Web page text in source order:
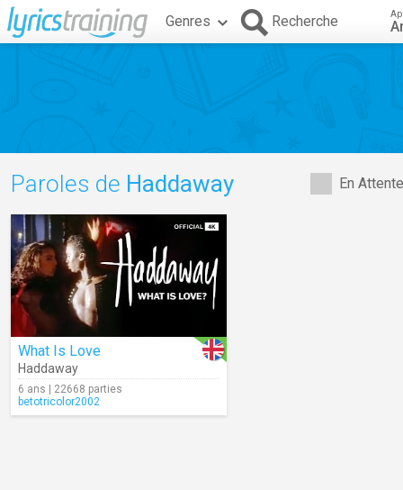
Genres Recherche
En
Paroles de Haddaway
What Is Love
Haddaway
6 ans | 22668 parties
betotricolor2002